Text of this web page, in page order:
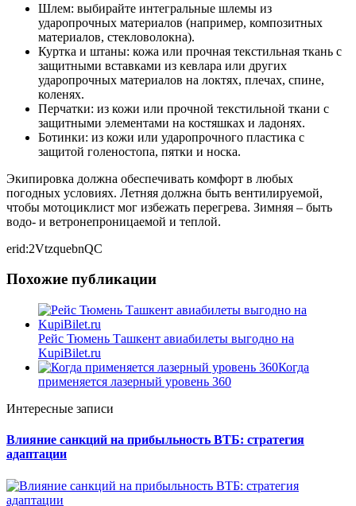
Шлем: выбирайте интегральные шлемы из
ударопрочных материалов (например, композитных
материалов, стекловолокна).
Куртка и штаны: кожа или прочная текстильная ткань с
защитными вставками из кевлара или других
ударопрочных материалов на локтях, плечах, спине,
коленях.
Перчатки: из кожи или прочной текстильной ткани с
защитными элементами на костяшках и ладонях.
Ботинки: из кожи или ударопрочного пластика с
защитой голеностопа, пятки и носка.
Экипировка должна обеспечивать комфорт в любых
погодных условиях. Летняя должна быть вентилируемой,
чтобы мотоциклист мог избежать перегрева. Зимняя – быть
водо- и ветронепроницаемой и теплой.
erid:2VtzquebnQC
Похожие публикации
Рейс Тюмень Ташкент авиабилеты выгодно на
KupiBilet.ru
Когда
применяется лазерный уровень 360
Интересные записи
Влияние санкций на прибыльность ВТБ: стратегия
адаптации